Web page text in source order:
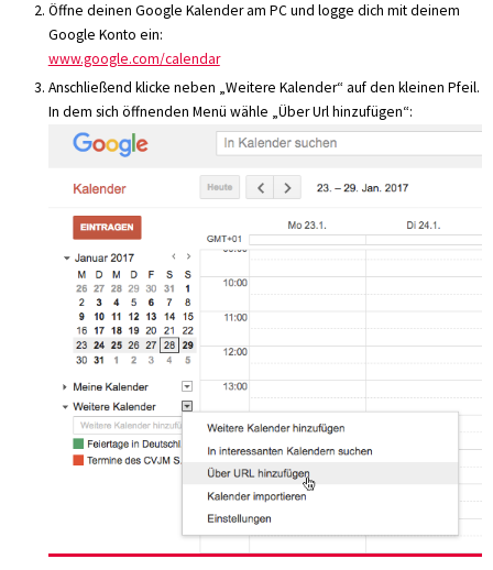
Öffne deinen Google Kalender am PC und logge dich mit deinem
Google Konto ein:
www.google.com/calendar
Anschließend klicke neben „Weitere Kalender“ auf den kleinen Pfeil.
In dem sich öffnenden Menü wähle „Über Url hinzufügen“: